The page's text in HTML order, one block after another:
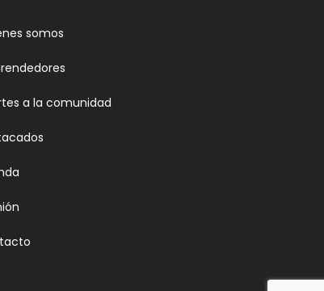
somos
a la comunidad